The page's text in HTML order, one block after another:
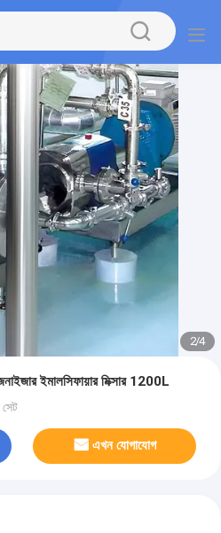
2/4
ইমালসিফায়ার মিক্সার 1200L
এখন যোগাযোগ